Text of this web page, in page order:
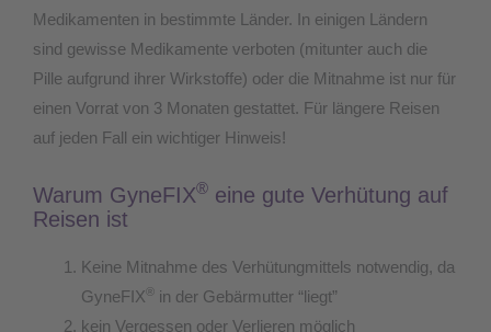
Medikamenten in bestimmte Länder. In einigen Ländern
sind gewisse Medikamente verboten (mitunter auch die
Pille aufgrund ihrer Wirkstoffe) oder die Mitnahme ist nur für
einen Vorrat von 3 Monaten gestattet. Für längere Reisen
auf jeden Fall ein wichtiger Hinweis!
Warum GyneFIX® eine gute Verhütung auf
Reisen ist
Keine Mitnahme des Verhütungmittels notwendig, da
GyneFIX ® in der Gebärmutter “liegt”
kein Vergessen oder Verlieren möglich